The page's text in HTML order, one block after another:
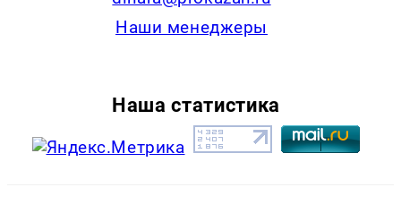
Наши менеджеры
Наша статистика